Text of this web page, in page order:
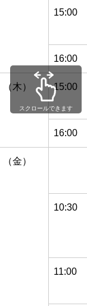
15:00
16:00
（木） 15:00
16:00
（金）
10:30
11:00
スクロールできます